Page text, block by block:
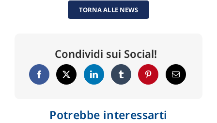
TORNA ALLE NEWS
Condividi sui Social!
Potrebbe interessarti